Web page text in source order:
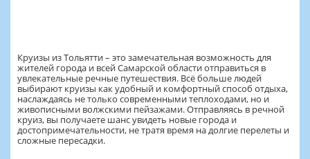
Круизы из Тольятти – это замечательная возможность для
жителей города и всей Самарской области отправиться в
увлекательные речные путешествия. Всё больше людей
выбирают круизы как удобный и комфортный способ отдыха,
наслаждаясь не только современными теплоходами, но и
живописными волжскими пейзажами. Отправляясь в речной
круиз, вы получаете шанс увидеть новые города и
достопримечательности, не тратя время на долгие перелеты и
сложные пересадки.